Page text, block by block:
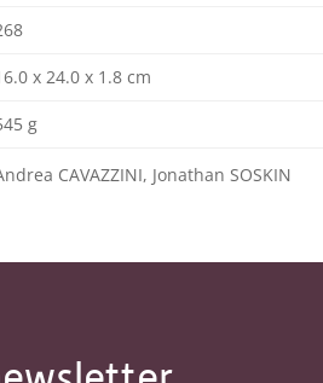
x 24.0 x 1.8 cm
g
CAVAZZINI, Jonathan SOSKIN